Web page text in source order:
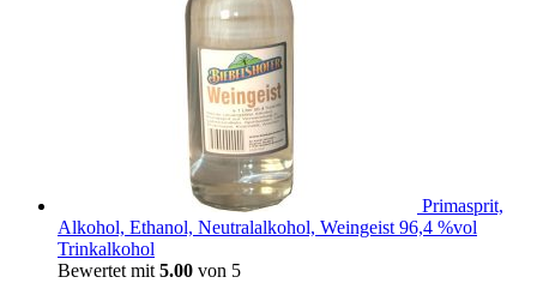
Primasprit,
Alkohol, Ethanol, Neutralalkohol, Weingeist 96,4 %vol
Trinkalkohol
Bewertet mit 5.00 von 5